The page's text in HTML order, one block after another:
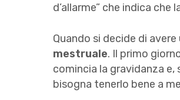
d’allarme” che indica che
Quando si decide di
mestruale. Il primo
comincia la gravidanza
bisogna tenerlo bene a